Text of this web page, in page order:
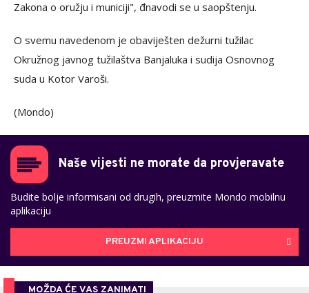
Zakona o oružju i municiji", đnavodi se u saopštenju.
O svemu navedenom je obaviješten dežurni tužilac
Okružnog javnog tužilaštva Banjaluka i sudija Osnovnog
suda u Kotor Varoši.
(Mondo)
Naše vijesti ne morate da provjeravate
Budite bolje informisani od drugih, preuzmite Mondo mobilnu
aplikaciju
PREUZMI APLIKACIJU
MOŽDA ĆE VAS ZANIMATI